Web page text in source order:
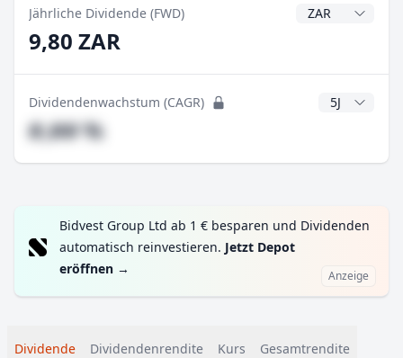
Jährliche Dividende (FWD)
9,80 ZAR
Dividendenwachstum (CAGR) CAGR Jahre
#,## %
Bidvest Group Ltd ab 1 € besparen und Dividenden
automatisch reinvestieren. Jetzt Depot
eröffnen → Anzeige
Dividende Dividendenrendite Kurs Gesamtrendite